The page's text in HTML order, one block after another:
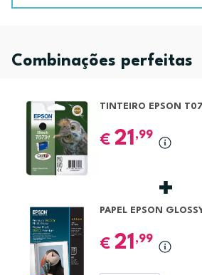
Combinações perfeitas
TINTEIRO EPSON
€ 21 ,99
PAPEL EPSON
€ 21 ,99